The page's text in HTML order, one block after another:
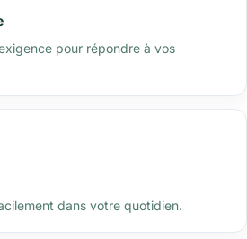
pour répondre à vos
dans votre quotidien.